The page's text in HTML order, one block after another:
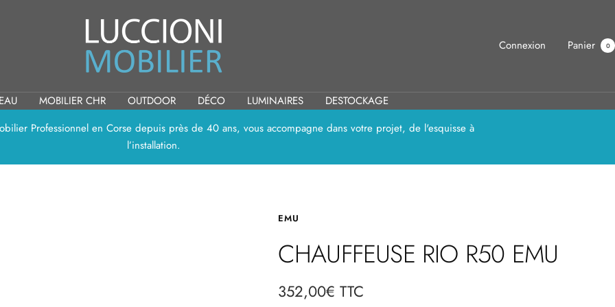
Mobilier
Connexion Panier 0
MOBILIER CHR OUTDOOR DÉCO LUMINAIRES
DESTOCKAGE
Professionnel en Corse depuis près de 40 ans, vous accompagne dans votre projet, de l'esquisse à
l’installation.
EMU
CHAUFFEUSE RIO R50 EMU
Prix
352,00€ TTC